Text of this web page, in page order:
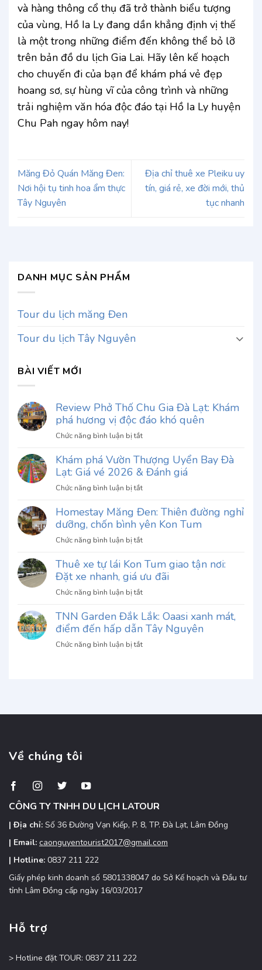
và hàng thông cổ thụ đã trở thành biểu tượng
của vùng, Hồ Ia Ly đang dần khẳng định vị thế
là một trong những điểm đến không thể bỏ lỡ
trên bản đồ du lịch Gia Lai. Hãy lên kế hoạch
cho chuyến đi của bạn để khám phá vẻ đẹp
hoang sơ, sự hùng vĩ của công trình và những
trải nghiệm văn hóa độc đáo tại Hồ Ia Ly huyện
Chu Pah ngay hôm nay!
Măng Đỏ Quán Măng Đen:
Nơi hội tụ tinh hoa ẩm thực
Tây Nguyên
Địa chỉ thuê xe Pleiku uy
tín, giá rẻ, xe đời mới, thủ
tục nhanh
DANH MỤC SẢN PHẨM
Tour du lịch măng Đen
Tour du lịch Tây Nguyên
BÀI VIẾT MỚI
Review Phở Thố Chu Gia Đà Lạt: Khám
phá hương vị độc đáo khó quên
Chức năng bình luận bị tắtở
Phở
Thố
Gia
Lạt:
Khám
phá
vị
độc
quên
Khám phá Vườn Thượng Uyển Bay Đà
Lạt: Giá vé 2026 & Đánh giá
Chức năng bình luận bị tắtở
phá
Vườn
Uyển
Đà
Lạt:
Giá
2026
&
Homestay Măng Đen: Thiên đường nghỉ
dưỡng, chốn bình yên Kon Tum
Chức năng bình luận bị tắtở
Măng
Đen:
đường
nghỉ
dưỡng,
chốn
bình
Thuê xe tự lái Kon Tum giao tận nơi:
Đặt xe nhanh, giá ưu đãi
Chức năng bình luận bị tắtở
xe
tự
Kon
TNN Garden Đắk Lắk: Oaasi xanh mát,
điểm đến hấp dẫn Tây Nguyên
Chức năng bình luận bị tắtở
xanh
Về chúng tôi
CÔNG TY TNHH DU LỊCH LATOUR
| Địa chỉ: Số 36 Đường Vạn Kiếp, P. 8, TP. Đà Lạt, Lâm Đồng
| Email: caonguyentourist2017@gmail.com
| Hotline: 0837 211 222
Giấy phép kinh doanh số 5801338047 do Sở Kế hoạch và Đầu tư
tỉnh Lâm Đồng cấp ngày 16/03/2017
Hỗ trợ
> Hotline đặt TOUR: 0837 211 222